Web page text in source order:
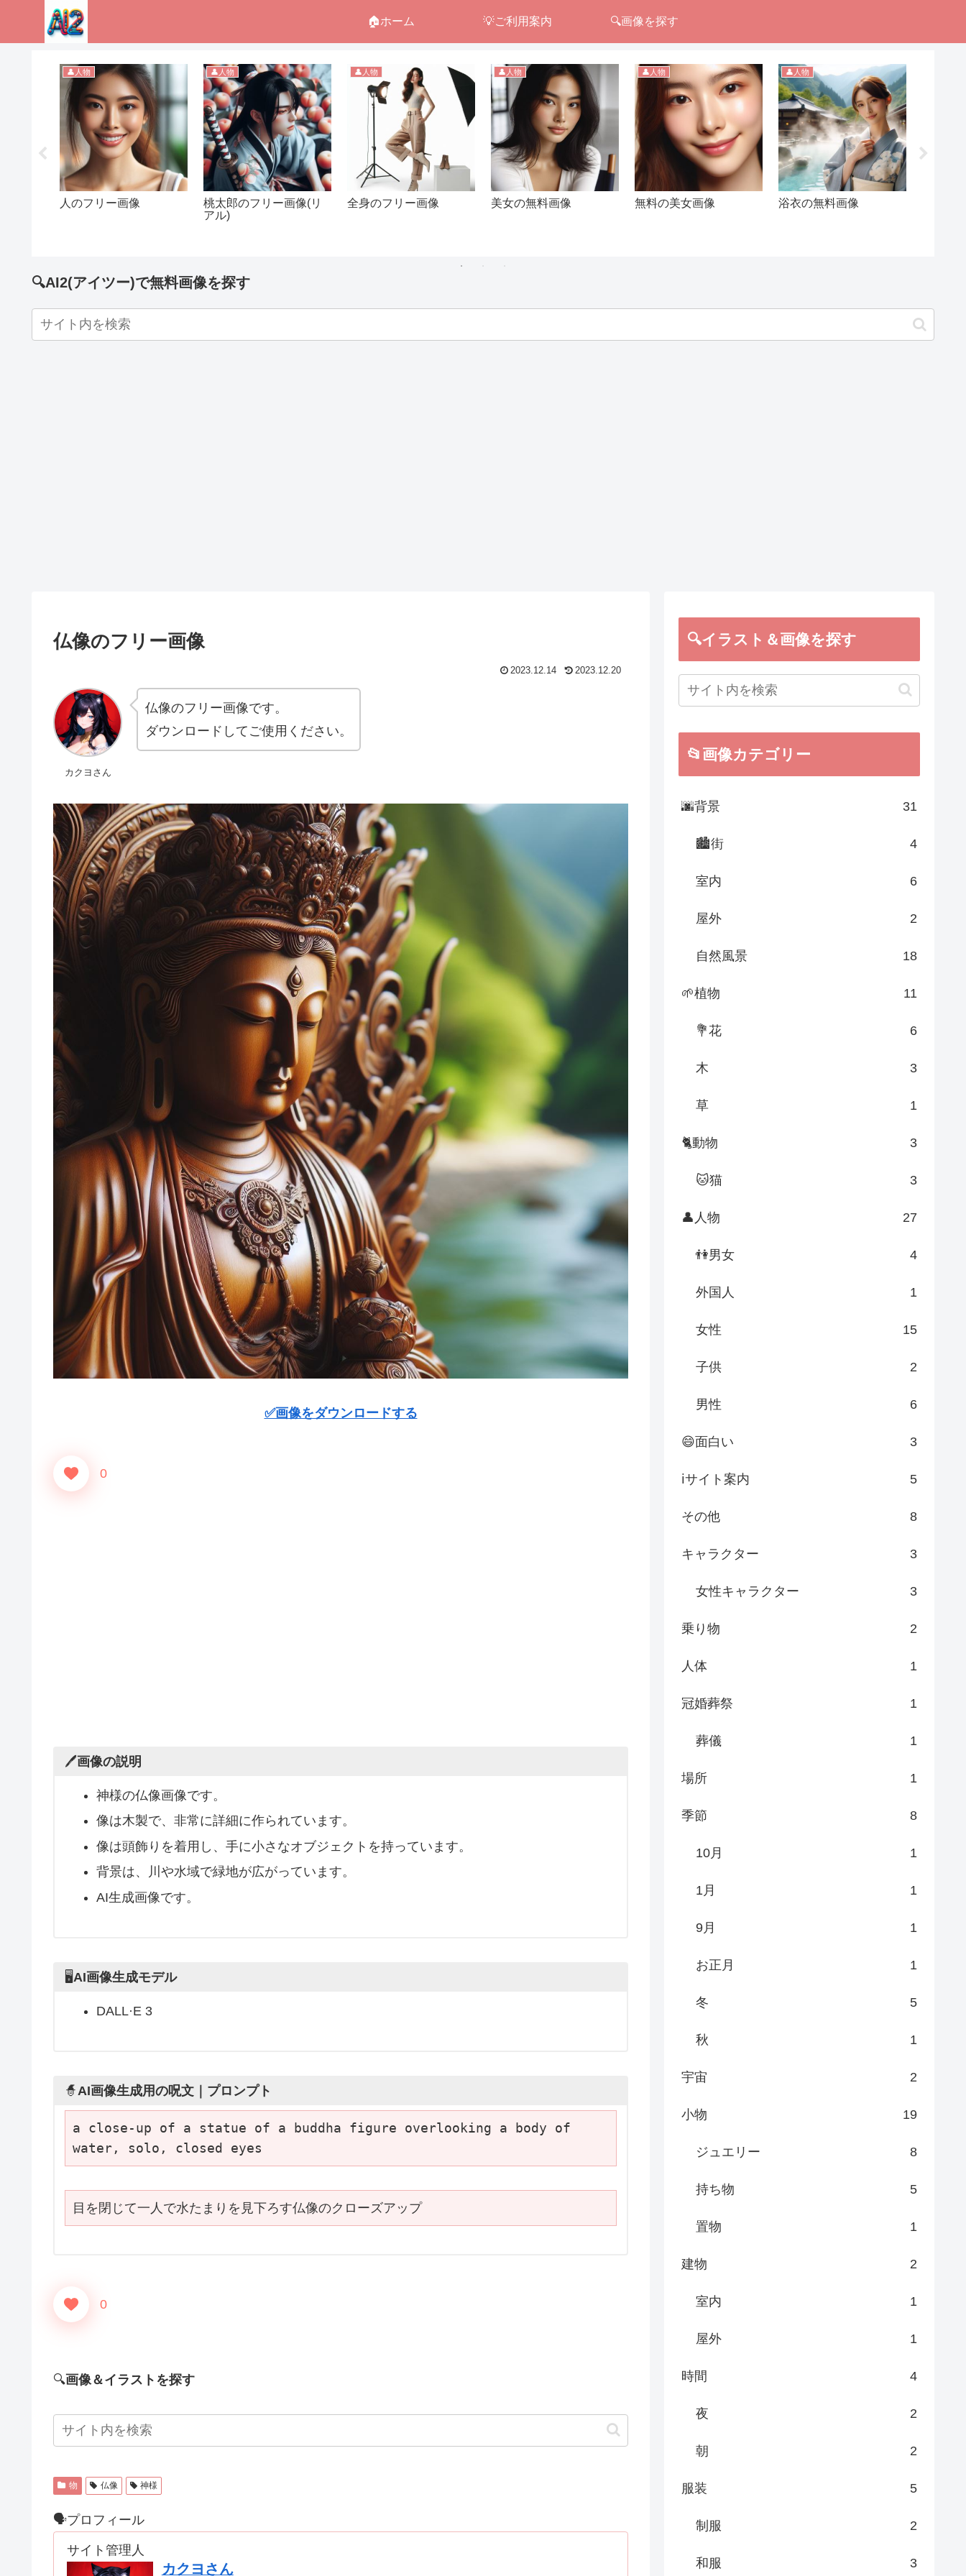
🏠ホーム 💡ご利用案内 🔍画像を探す
👤人物
人のフリー画像
👤人物
桃太郎のフリー画像(リ
アル)
👤人物
全身のフリー画像
👤人物
美女の無料画像
👤人物
無料の美女画像
👤人物
浴衣の無料画像
🔍AI2(アイツー)で無料画像を探す
仏像のフリー画像
2023.12.14 2023.12.20
カクヨさん
仏像のフリー画像です。
ダウンロードしてご使用ください。
✅画像をダウンロードする
0
🖊️画像の説明
神様の仏像画像です。
像は木製で、非常に詳細に作られています。
像は頭飾りを着用し、手に小さなオブジェクトを持っています。
背景は、川や水域で緑地が広がっています。
AI生成画像です。
🖥AI画像生成モデル
DALL·E 3
🧙AI画像生成用の呪文｜プロンプト
a close-up of a statue of a buddha figure overlooking a body of
water, solo, closed eyes
目を閉じて一人で水たまりを見下ろす仏像のクローズアップ
0
🔍画像＆イラストを探す
物 仏像 神様
🗣プロフィール
サイト管理人
カクヨさん
🔍イラスト＆画像を探す
📂画像カテゴリー
🌆背景 31
🏙街 4
室内 6
屋外 2
自然風景 18
🌱植物 11
💐花 6
木 3
草 1
🐈動物 3
🐱猫 3
👤人物 27
👫男女 4
外国人 1
女性 15
子供 2
男性 6
😄面白い 3
ℹサイト案内 5
その他 8
キャラクター 3
女性キャラクター 3
乗り物 2
人体 1
冠婚葬祭 1
葬儀 1
場所 1
季節 8
10月 1
1月 1
9月 1
お正月 1
冬 5
秋 1
宇宙 2
小物 19
ジュエリー 8
持ち物 5
置物 1
建物 2
室内 1
屋外 1
時間 4
夜 2
朝 2
服装 5
制服 2
和服 3